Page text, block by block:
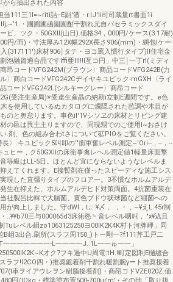
から抽出された内容
当111三1I=~riti詰--E副'酒・r.lJ'li司司蔵量rt書面1i
・圃圃圃函園園酎干割れ元自パセラミックスダイ
ビ、ツク・50GXII(山日).価格34，000円/ケース(3.17耐)
円/而)・寸法厚み12X幅292X長さ906(mm)・網包lケー
(317111')床材906￨タテ・ヨコ罵入慣行タイプ)II住宅金
泡融資適合晶ですIffi亜Ill!!l亙コ円」中三￨一丁rl(ミディ
昂コードVFG242M(ブラウン〉商品コードVFG242B(力
〉商白コードVFG242Cデイヤキユピック-mGXH〈ライ
品コードVFG242L(シルキーグレー〉商昂コード
受注生産局)※受達生産晶の納期i立制E週間です。e色
を使用しているぬカタログに燭隠された芭調や木目が
のと奥怠ります。事色il'1Vシソヱの床材とリビング建
の邑は異主主りますので、同現甥でのご使用I~おさけ
.剤、色の組み合わtさについて砿PIOをご覧ください。
長〉.キユピック5叫叩の'"衡軍奮レペル測定~'Ori--，--，--
ュヒー，ク50GXlIの床衛事禽レヘル潤定値1軽量床面撃
等級はLL-5日。ほとんど宜にならないようなレベルま
えてくれます。E接暫剤在僅ったスピーディな施工シス
現した直彊りタイプのフロアー。3不慣なホルムアルデ
生在抑えた、ホルムアルデヒド対策両面。4抗菌重装在
社製呂比輯で大腸菌、黄色ブドウ状球菌など細菌への
が向上しました。守dWI，t;;::¥〆，.，・，~¥えL.45r制
..¥¥b70三与000065d3床術怒﹄音レベル咽叫，."x¥込且
Tuレベル岨zo1063125250ヨ00lK2K4K村ト河牌岬」同
B岨3出合.刷所(スラフ周150_)トー剛一?f111芹工戸二
一一一一一一一-L一一一一J..1L一一ゅ一一」
才ク7フキ過中U周電:tH.!町定図利E樋縫合
ラフ!l2CO四・)推奨鍍着剤千割れ暖割腕γート推奨接着
車ヲイアウレヲン樹脂接着剤)・商昂コドVZE020Z.価